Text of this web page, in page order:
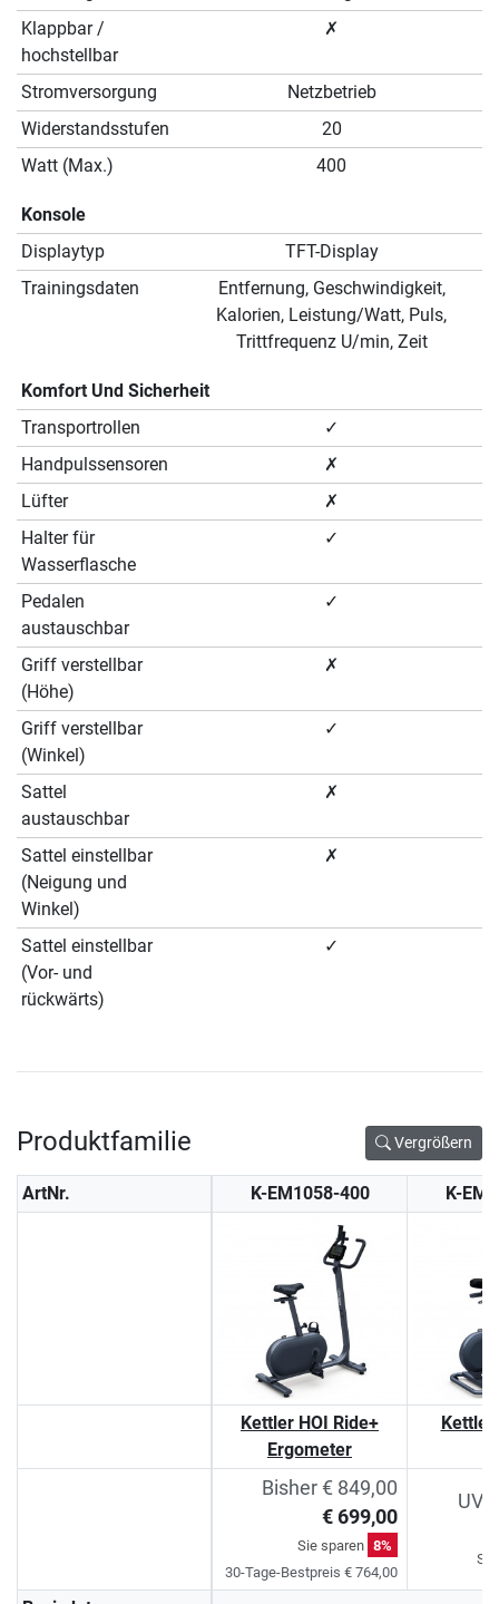
Klappbar /
hochstellbar
✗
Stromversorgung
Netzbetrieb
Widerstandsstufen
20
Watt (Max.)
400
Konsole
Displaytyp
TFT-Display
Trainingsdaten
Entfernung, Geschwindigkeit,
Kalorien, Leistung/Watt, Puls,
Trittfrequenz U/min, Zeit
Komfort Und Sicherheit
Transportrollen
✓
Handpulssensoren
✗
Lüfter
✗
Halter für
Wasserflasche
✓
Pedalen
austauschbar
✓
Griff verstellbar
(Höhe)
✗
Griff verstellbar
(Winkel)
✓
Sattel
austauschbar
✗
Sattel einstellbar
(Neigung und
Winkel)
✗
Sattel einstellbar
(Vor- und
rückwärts)
✓
Produktfamilie Vergrößern
ArtNr. K-EM1058-400 K-
Kettler HOI Ride+
Ergometer
Kettler
Bisher € 849,00
€ 699,00
Sie sparen 8%
30-Tage-Bestpreis € 764,00